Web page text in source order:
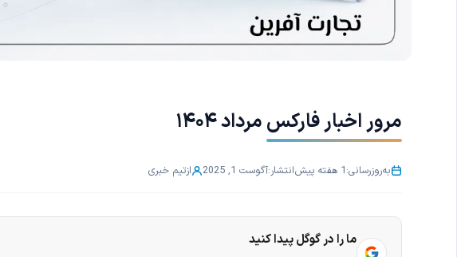
مرور اخبار فارکس مرداد ۱۴۰۴
به‌روزرسانی:1 هفته پیش انتشار:آگوست 1, 2025 ازتیم خبری
ما را در گوگل پیدا کنید